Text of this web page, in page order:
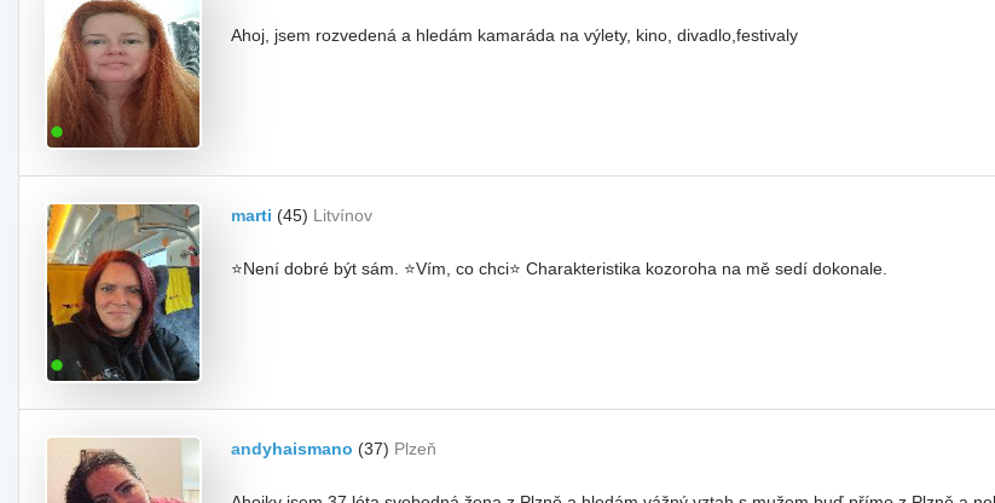
Ahoj, jsem rozvedená a hledám kamaráda na výlety, kino, divadlo,festivaly
marti (45) Litvínov
⭐Není dobré být sám. ⭐Vím, co chci⭐ Charakteristika kozoroha na mě sedí dokonale.
andyhaismano (37) Plzeň